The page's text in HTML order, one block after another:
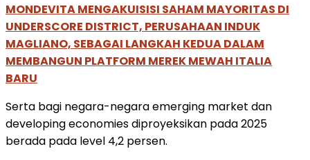
MONDEVITA MENGAKUISISI SAHAM MAYORITAS DI
UNDERSCORE DISTRICT, PERUSAHAAN INDUK
MAGLIANO, SEBAGAI LANGKAH KEDUA DALAM
MEMBANGUN PLATFORM MEREK MEWAH ITALIA
BARU
Serta bagi negara-negara emerging market dan
developing economies diproyeksikan pada 2025
berada pada level 4,2 persen.